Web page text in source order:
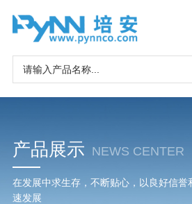
产品展示 NEWS CENTER
在发展中求生存，不断贴心，以良好信誉
速发展